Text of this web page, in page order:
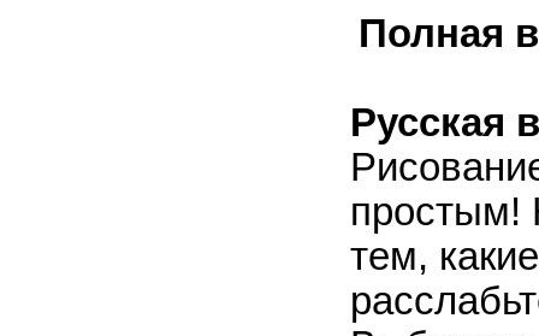
Полная
Русская
простым!
тем,